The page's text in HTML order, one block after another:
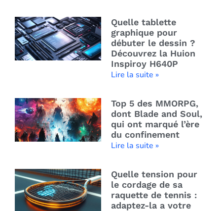
Quelle tablette
graphique pour
débuter le dessin ?
Découvrez la Huion
Inspiroy H640P
Lire la suite »
Top 5 des MMORPG,
dont Blade and Soul,
qui ont marqué l’ère
du confinement
Lire la suite »
Quelle tension pour
le cordage de sa
raquette de tennis :
adaptez-la a votre